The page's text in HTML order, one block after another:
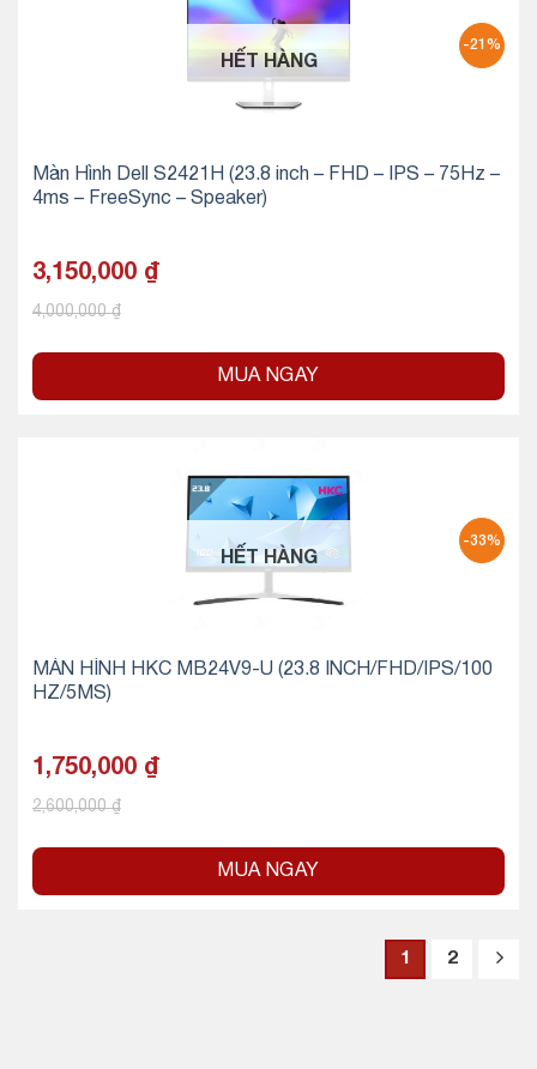
-21%
HẾT HÀNG
Màn Hình Dell S2421H (23.8 inch – FHD – IPS – 75Hz –
4ms – FreeSync – Speaker)
3,150,000 ₫
4,000,000₫
MUA NGAY
-33%
HẾT HÀNG
MÀN HÌNH HKC MB24V9-U (23.8 INCH/FHD/IPS/100
HZ/5MS)
1,750,000 ₫
2,600,000₫
MUA NGAY
1 2